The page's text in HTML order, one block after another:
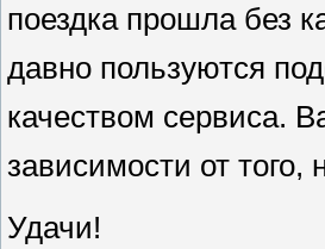
поездка прошла без
давно пользуются
качеством сервиса.
зависимости от того,
Удачи!